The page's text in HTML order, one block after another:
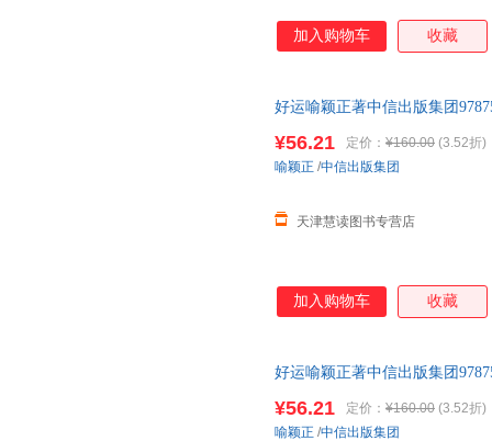
加入购物车 收藏
好运喻颖正著中信出版集团
¥56.21 定价： ¥160.00 (3.52折)
天津慧读图书专营店
喻颖正 /中信出版集团
加入购物车 收藏
好运喻颖正著中信出版集团
¥56.21 定价： ¥160.00 (3.52折)
喻颖正 /中信出版集团